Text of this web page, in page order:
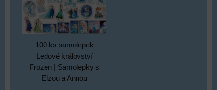
100 ks samolepek
Ledové království
Frozen | Samolepky s
Elzou a Annou